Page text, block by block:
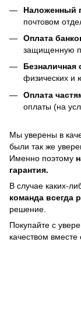
Наложенный
почтовом
Оплата
защищенную
Безналичная
физических и
Оплата
оплаты (на
Мы уверены в
были так же
Именно поэтому
гарантия.
В случае каких-
команда всегда
решение.
Покупайте с
качеством вместе